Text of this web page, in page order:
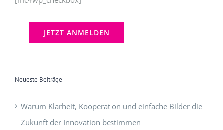
Zukunft der Innovation bestimmen
29. November 2025